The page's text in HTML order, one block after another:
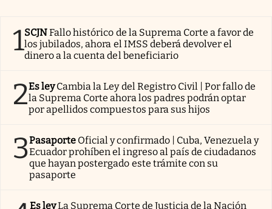
1SCJNFallo histórico de la Suprema Corte a favor de
los jubilados, ahora el IMSS deberá devolver el
dinero a la cuenta del beneficiario
2Es ley Cambia la Ley del Registro Civil | Por fallo de
la Suprema Corte ahora los padres podrán optar
por apellidos compuestos para sus hijos
3Pasaporte Oficial y confirmado | Cuba, Venezuela y
Ecuador prohíben el ingreso al país de ciudadanos
que hayan postergado este trámite con su
pasaporte
Es leyLa Suprema Corte de Justicia de la Nación